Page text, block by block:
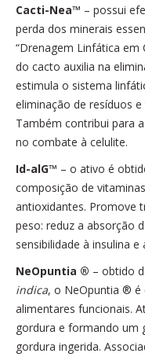
Cacti-Nea™ – possui
perda dos minerais
“Drenagem Linfática
do cacto auxilia na
estimula o sistema
eliminação de resíduos
Também contribui para
no combate à celulite.
Id-alG™ – o ativo é
composição de
antioxidantes. Promove
peso: reduz a absorção
sensibilidade à insulina
NeOpuntia ® – obtido
indica, o NeOpuntia ® é
alimentares funcionais.
gordura e formando um
gordura ingerida.